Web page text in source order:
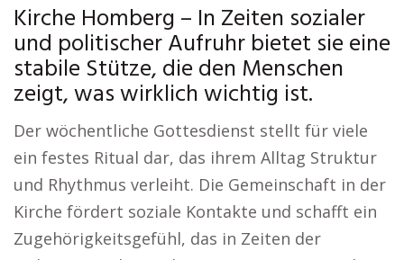
Kirche Homberg – In Zeiten sozialer
und politischer Aufruhr bietet sie eine
stabile Stütze, die den Menschen
zeigt, was wirklich wichtig ist.
Der wöchentliche Gottesdienst stellt für viele
ein festes Ritual dar, das ihrem Alltag Struktur
und Rhythmus verleiht. Die Gemeinschaft in der
Kirche fördert soziale Kontakte und schafft ein
Zugehörigkeitsgefühl, das in Zeiten der